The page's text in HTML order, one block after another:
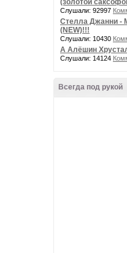
(золотой
Слушали: 92997
Стелла Джанни -
(NEW)!!!
Слушали: 10430
А Алёшин
Слушали: 14124
Всегда под рукой